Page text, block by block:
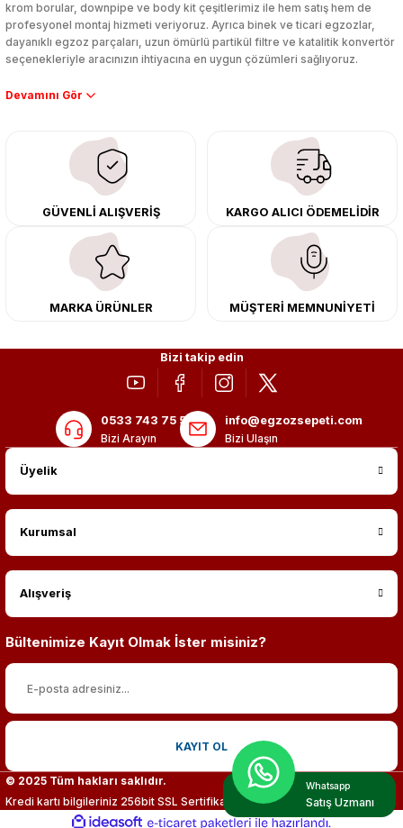
krom borular, downpipe ve body kit çeşitlerimiz ile hem satış hem de
profesyonel montaj hizmeti veriyoruz. Ayrıca binek ve ticari egzozlar,
dayanıklı egzoz parçaları, uzun ömürlü partikül filtre ve katalitik konvertör
seçenekleriyle aracınızın ihtiyacına en uygun çözümleri sağlıyoruz.
Performans artışı isteyen sürücüler için özel performans egzozları ve
çıkma orijinal ürünler ile yenileyebilir, body kit uygulamalarıyla aracınızın
tasarımını ve aerodinamisini üst seviyeye taşıyabilirsiniz.
Tüm ürünlerimiz orijinal, dayanıklı ve uzun ömürlüdür. İstanbul’daki montaj
merkezimizde profesyonel montaj yapıyor, Türkiye’nin her yerine güvenli
kargo ile teslimat gerçekleştiriyoruz. Aracınıza değer katmak için doğru
adres: Egzoz Sepeti.
GÜVENLİ ALIŞVERİŞ KARGO ALICI ÖDEMELİDİR
MARKA ÜRÜNLER MÜŞTERİ MEMNUNİYETİ
Bizi takip edin
0533 743 75 56
Bizi Arayın
info@egzozsepeti.com
Bizi Ulaşın
Üyelik
Kurumsal
Alışveriş
Bültenimize Kayıt Olmak İster misiniz?
KAYIT OL
© 2025 Tüm hakları saklıdır.
Kredi kartı bilgileriniz 256bit SSL Sertifikası ile %100 koruma altındadır.
Whatsapp
Satış Uzmanı
ideasoft e-